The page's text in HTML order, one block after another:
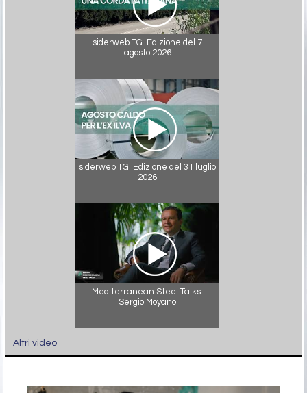
siderweb TG. Edizione del 7
agosto 2026
siderweb TG. Edizione del 31 luglio
2026
Mediterranean Steel Talks:
Sergio Moyano
Altri video